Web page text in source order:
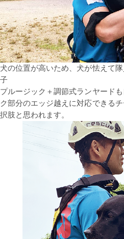
⽝の位置が⾼いため、⽝が怯えて
⼦
プルージック＋調節式ランヤード
ク部分のエッジ越えに対応できる
択肢と思われます。